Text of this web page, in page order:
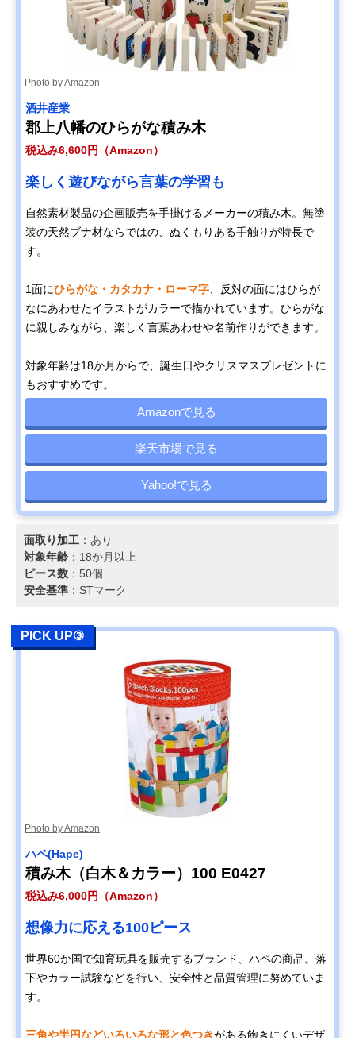
Photo by Amazon
酒井産業
郡上八幡のひらがな積み木
税込み6,600円（Amazon）
楽しく遊びながら言葉の学習も
自然素材製品の企画販売を手掛けるメーカーの積み木。無塗
装の天然ブナ材ならではの、ぬくもりある手触りが特長で
す。
1面にひらがな・カタカナ・ローマ字 、反対の面にはひらが
なにあわせたイラストがカラーで描かれています。ひらがな
に親しみながら、楽しく言葉あわせや名前作りができます。
対象年齢は18か月からで、誕生日やクリスマスプレゼントに
もおすすめです。
Amazonで見る
楽天市場で見る
Yahoo!で見る
面取り加工 ：あり
対象年齢 ：18か月以上
ピース数 ：50個
安全基準 ：STマーク
PICK UP③
Photo by Amazon
ハペ(Hape)
積み木（白木＆カラー）100 E0427
税込み6,000円（Amazon）
想像力に応える100ピース
世界60か国で知育玩具を販売するブランド、ハペの商品。落
下やカラー試験などを行い、安全性と品質管理に努めていま
す。
三角や半円などいろいろな形と色つきがある飽きにくいデザ